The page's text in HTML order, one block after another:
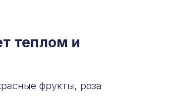
теплом и
фрукты, роза